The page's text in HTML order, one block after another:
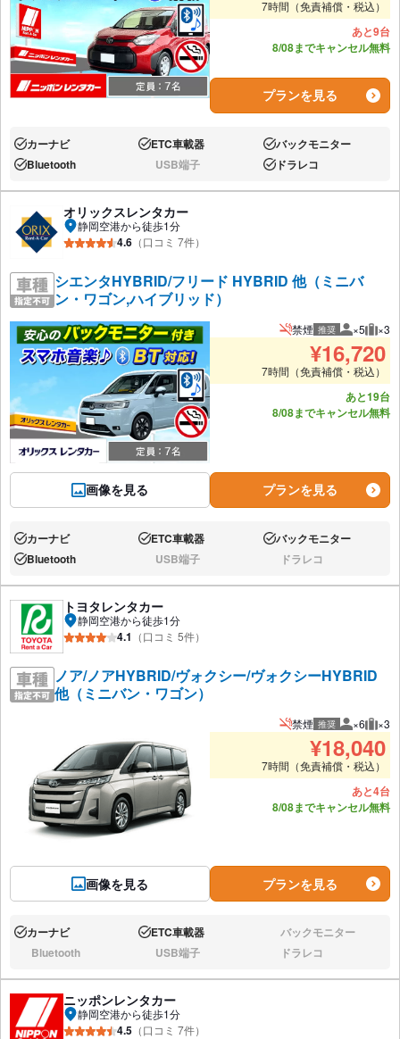
7時間（免責補償・税込）
あと9台
8/08までキャンセル無料
プランを見る
あり:カーナビ あり:ETC車載器 あり:バックモニター
あり:Bluetooth なし:USB端子 あり:ドラレコ
オリックスレンタカー
静岡空港から徒歩1分
4.6 （口コミ 7件）
シエンタHYBRID/フリード HYBRID 他（ミニバ
ン・ワゴン,ハイブリッド）
画像を見る
禁煙 推奨 推奨人数
×5 推
×3
¥16,720
7時間（免責補償・税込）
あと19台
8/08までキャンセル無料
プランを見る
あり:カーナビ あり:ETC車載器 あり:バックモニター
あり:Bluetooth なし:USB端子 なし:ドラレコ
トヨタレンタカー
静岡空港から徒歩1分
4.1 （口コミ 5件）
ノア/ノアHYBRID/ヴォクシー/ヴォクシーHYBRID
他（ミニバン・ワゴン）
画像を見る
禁煙 推奨 推奨人数
×6 推
×3
¥18,040
7時間（免責補償・税込）
あと4台
8/08までキャンセル無料
プランを見る
あり:カーナビ あり:ETC車載器 なし:バックモニター
なし:Bluetooth なし:USB端子 なし:ドラレコ
ニッポンレンタカー
静岡空港から徒歩1分
4.5 （口コミ 7件）